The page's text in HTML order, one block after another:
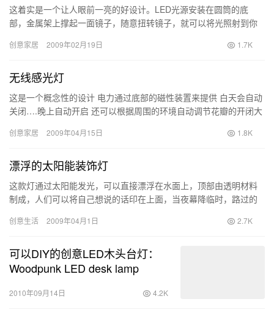
这着实是一个让人眼前一亮的好设计。LED光源安装在圆筒的底
部，金属架上撑起一面镜子，随意扭转镜子，就可以将光照射到你
创意家居 2009年02月19日 1.7K
无线感光灯
这是一个概念性的设计 电力通过底部的磁性装置来提供 白天会自动
关闭….晚上自动开启 还可以根据周围的环境自动调节花瓣的开闭大
创意家居 2009年04月15日 1.8K
漂浮的太阳能装饰灯
这款灯通过太阳能发光，可以直接漂浮在水面上，顶部由透明材料
制成，人们可以将自己想说的话印在上面，当夜幕降临时，路过的
该产…
创意生活 2009年04月1日 2.7K
可以DIY的创意LED木头台灯：
Woodpunk LED desk lamp
2010年09月14日 4.2K